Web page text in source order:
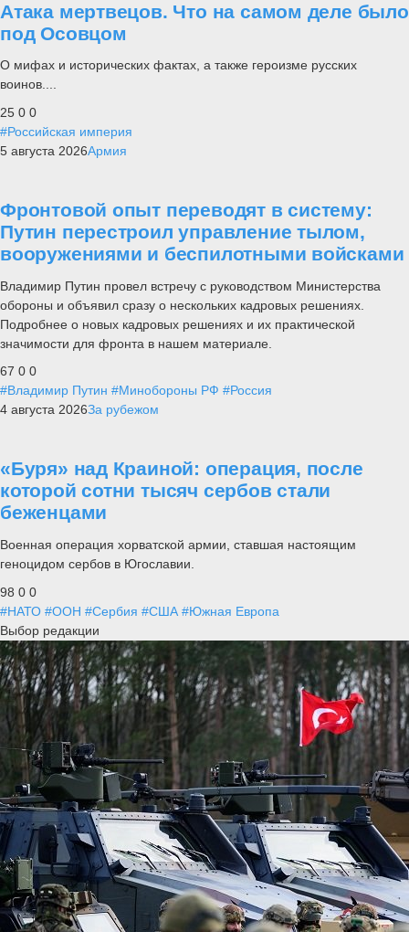
Атака мертвецов. Что на самом деле было
под Осовцом
О мифах и исторических фактах, а также героизме русских
воинов....
25 0 0
#Российская империя
5 августа 2026Армия
Фронтовой опыт переводят в систему:
Путин перестроил управление тылом,
вооружениями и беспилотными войсками
Владимир Путин провел встречу с руководством Министерства
обороны и объявил сразу о нескольких кадровых решениях.
Подробнее о новых кадровых решениях и их практической
значимости для фронта в нашем материале.
67 0 0
#Владимир Путин #Минобороны РФ #Россия
4 августа 2026За рубежом
«Буря» над Краиной: операция, после
которой сотни тысяч сербов стали
беженцами
Военная операция хорватской армии, ставшая настоящим
геноцидом сербов в Югославии.
98 0 0
#НАТО #ООН #Сербия #США #Южная Европа
Выбор редакции